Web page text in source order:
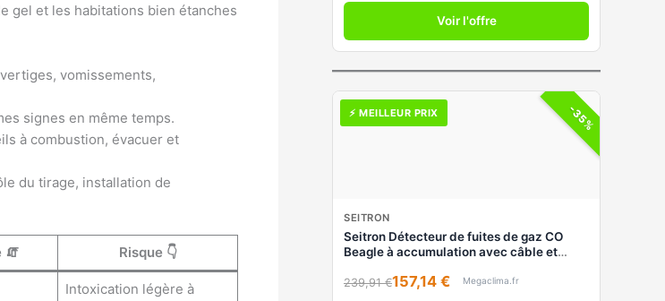
gel et les habitations bien étanches
vomissements,
signes en même temps.
à combustion, évacuer et
du tirage, installation de
🧯 Risque 👇
Intoxication légère à
Voir l'offre
-35%
⚡ MEILLEUR PRIX
SEITRON
Seitron Détecteur de fuites de gaz CO
Beagle à accumulation avec câble et
239,91 €157,14 € Megaclima.fr